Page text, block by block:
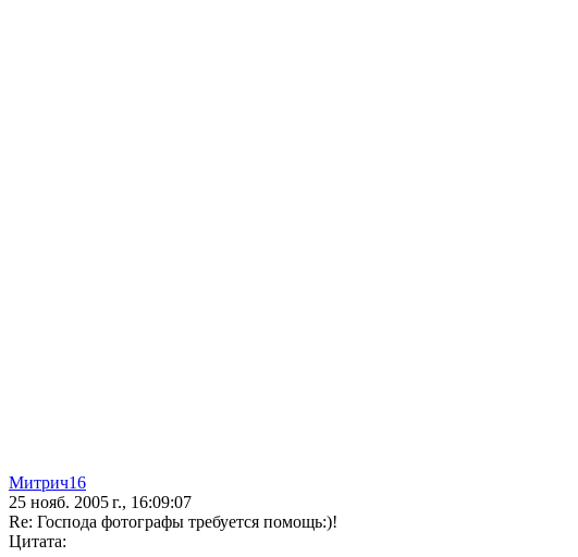
Митрич16
25 нояб. 2005 г., 16:09:07
Re: Господа фотографы требуется помощь:)!
Цитата: